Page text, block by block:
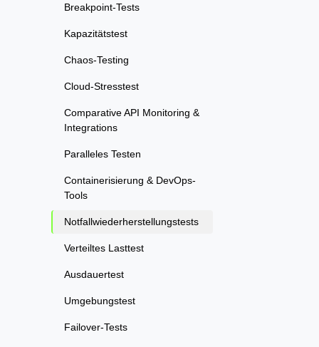
Breakpoint-Tests
Kapazitätstest
Chaos-Testing
Cloud-Stresstest
Comparative API Monitoring &
Integrations
Paralleles Testen
Containerisierung & DevOps-
Tools
Notfallwiederherstellungstests
Verteiltes Lasttest
Ausdauertest
Umgebungstest
Failover-Tests